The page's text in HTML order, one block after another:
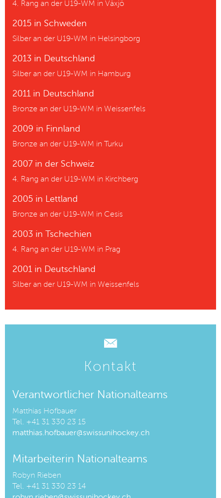
4. Rang an der U19-WM in Växjö
2015 in Schweden
Silber an der U19-WM in Helsingborg
2013 in Deutschland
Silber an der U19-WM in Hamburg
2011 in Deutschland
Bronze an der U19-WM in Weissenfels
2009 in Finnland
Bronze an der U19-WM in Turku
2007 in der Schweiz
4. Rang an der U19-WM in Kirchberg
2005 in Lettland
Bronze an der U19-WM in Cesis
2003 in Tschechien
4. Rang an der U19-WM in Prag
2001 in Deutschland
Silber an der U19-WM in Weissenfels
Kontakt
Verantwortlicher Nationalteams
Matthias Hofbauer
Tel. +41 31 330 23 15
matthias.hofbauer@swissunihockey.ch
Mitarbeiterin Nationalteams
Robyn Rieben
Tel. +41 31 330 23 14